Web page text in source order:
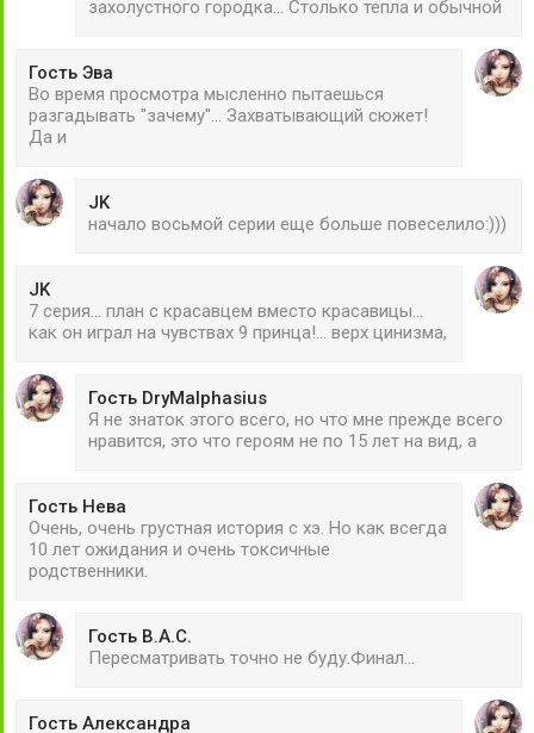
захолустного городка... Столько тепла и обычной
Гость Эва
Во время просмотра мысленно пытаешься
разгадывать "зачему"... Захватывающий сюжет!
Да и
JK
начало восьмой серии еще больше повеселило:)))
JK
7 серия... план с красавцем вместо красавицы...
как он играл на чувствах 9 принца!... верх цинизма,
Гость DryMalphasius
Я не знаток этого всего, но что мне прежде всего
нравится, это что героям не по 15 лет на вид, а
Гость Нева
Очень, очень грустная история с хэ. Но как всегда
10 лет ожидания и очень токсичные
родственники.
Гость В.А.С.
Пересматривать точно не буду.Финал...
Гость Александра